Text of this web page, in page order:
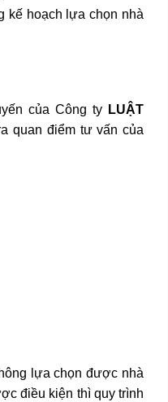
kế hoạch lựa chọn nhà
của Công ty LUẬT
quan điểm tư vấn của
lựa chọn được nhà
điều kiện thì quy trình